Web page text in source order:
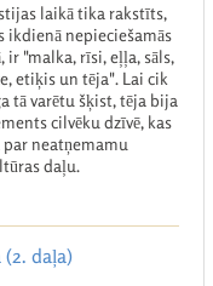
laikā tika rakstīts,
ikdienā nepieciešamās
ir "malka, rīsi, eļļa, sāls,
etiķis un tēja". Lai cik
tā varētu šķist, tēja bija
cilvēku dzīvē, kas
par neatņemamu
daļu.
(2. daļa)